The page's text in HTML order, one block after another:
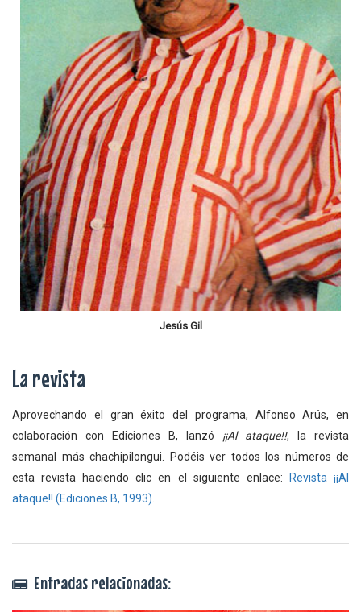
Jesús Gil
La revista
Aprovechando el gran éxito del programa, Alfonso Arús, en
colaboración con Ediciones B, lanzó ¡¡Al ataque!!, la revista
semanal más chachipilongui. Podéis ver todos los números de
esta revista haciendo clic en el siguiente enlace:
Revista ¡¡Al
ataque!! (Ediciones B, 1993)
Entradas relacionadas: